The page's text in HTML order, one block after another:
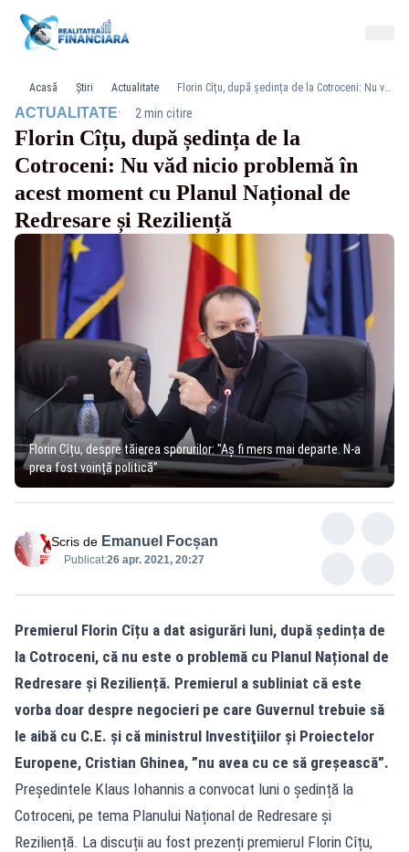
Acasă Știri Actualitate Florin Cîțu, după ședința de la Cotroceni: Nu văd nicio problemă în acest moment cu Planul Național de Redresare și Reziliență
ACTUALITATE· 2 min citire
Florin Cîțu, după ședința de la
Cotroceni: Nu văd nicio problemă în
acest moment cu Planul Național de
Redresare și Reziliență
Florin Cîțu, despre tăierea sporurilor: "Aș fi mers mai departe. N-a
prea fost voință politică”
Scris de Emanuel Focșan
Publicat:26 apr. 2021, 20:27
Premierul Florin Cîțu a dat asigurări luni, după ședința de
la Cotroceni, că nu este o problemă cu Planul Național de
Redresare și Reziliență. Premierul a subliniat că este
vorba doar despre negocieri pe care Guvernul trebuie să
le aibă cu C.E. și că ministrul Investiţiilor şi Proiectelor
Europene, Cristian Ghinea, ”nu avea cu ce să greşească”.
Președintele Klaus Iohannis a convocat luni o ședință la
Cotroceni, pe tema Planului Național de Redresare și
Reziliență. La discuții au fost prezenți premierul Florin Cîțu,